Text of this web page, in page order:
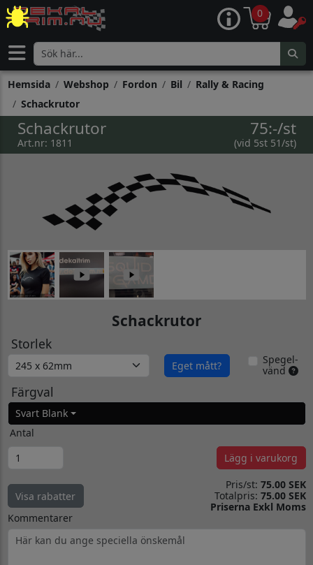
0
Hemsida Webshop Fordon Bil
Rally & Racing
Schackrutor
Schackrutor
Art.nr: 1811
75:-/st
(vid 5st 51/st)
Schackrutor
Storlek
Eget mått?
Spegel-
vänd
Färgval
Svart Blank
Antal
Lägg i varukorg
Visa rabatter
Pris/st: 75.00 SEK
Totalpris: 75.00 SEK
Priserna Exkl Moms
Kommentarer